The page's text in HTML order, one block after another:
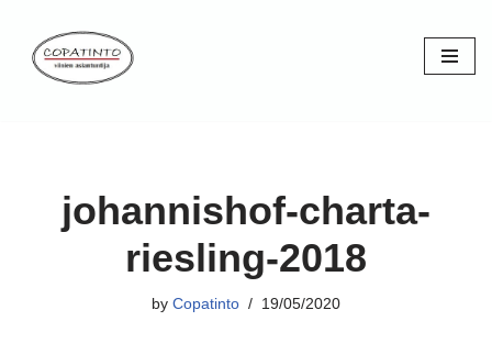
Skip
johannishof-charta-
riesling-2018
by Copatinto 19/05/2020